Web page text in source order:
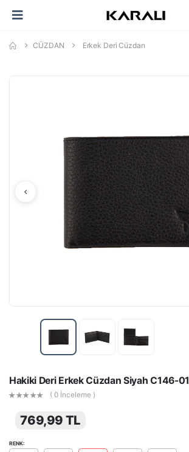
CÜZDAN Erkek Deri Cüzdan
Hakiki Deri Erkek Cüzdan Siyah C146-01
( 0 İnceleme )
769,99 TL
RENK: